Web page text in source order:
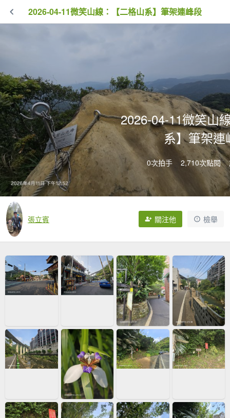
2026-04-11微笑山線：【二格山系】筆架連峰段
2026-04-11微笑山
系】筆架連
0次拍手 2,710次點閱
張立賓 關注他 檢舉